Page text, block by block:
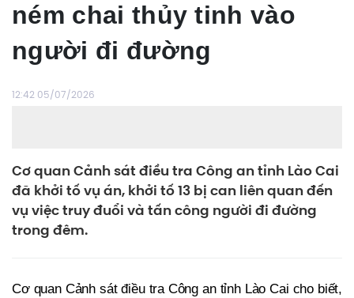
ném chai thủy tinh vào
người đi đường
12:42 05/07/2026
Cơ quan Cảnh sát điều tra Công an tỉnh Lào Cai
đã khởi tố vụ án, khởi tố 13 bị can liên quan đến
vụ việc truy đuổi và tấn công người đi đường
trong đêm.
Cơ quan Cảnh sát điều tra Công an tỉnh Lào Cai cho biết,